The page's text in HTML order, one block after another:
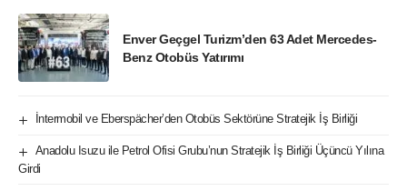
Enver Geçgel Turizm’den 63 Adet Mercedes-
Benz Otobüs Yatırımı
İntermobil ve Eberspächer’den Otobüs Sektörüne Stratejik İş Birliği
Anadolu Isuzu ile Petrol Ofisi Grubu’nun Stratejik İş Birliği Üçüncü Yılına
Girdi